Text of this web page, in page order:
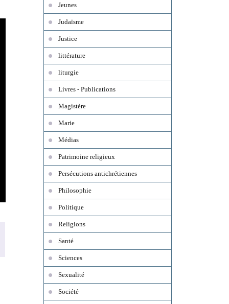
Jeunes
Judaïsme
Justice
littérature
liturgie
Livres - Publications
Magistère
Marie
Médias
Patrimoine religieux
Persécutions antichrétiennes
Philosophie
Politique
Religions
Santé
Sciences
Sexualité
Société